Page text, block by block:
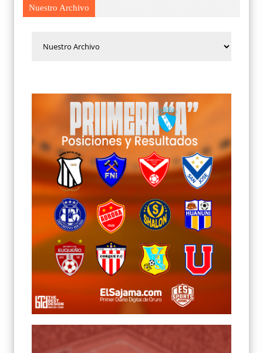
Nuestro Archivo